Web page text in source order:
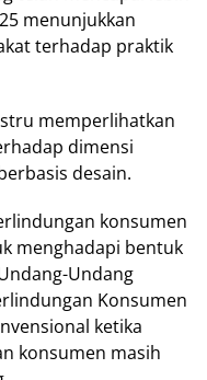
menunjukkan
terhadap praktik
memperlihatkan
dimensi
desain.
konsumen
menghadapi bentuk
Undang
Konsumen
ketika
konsumen masih